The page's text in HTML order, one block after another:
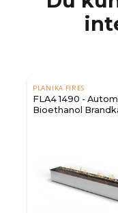
PLANIKA FIRES
FLA4 1490 -
Bioethanol